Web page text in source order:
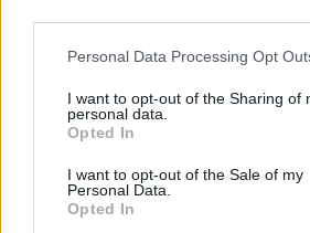
Please note that this website/app uses
not limited to your visit or usage
grant or deny consent to Google and
use your data for below specified
consent section.
Personal Data Processing Opt
I want to opt-out of the Sharing of
personal data.
Opted In
I want to opt-out of the Sale of my
Personal Data.
Opted In
skalierte, wurde behoben.
Der Fehler, dass ein Goblin
geheimen Höhle des Feuers
konnte, wurde behoben.